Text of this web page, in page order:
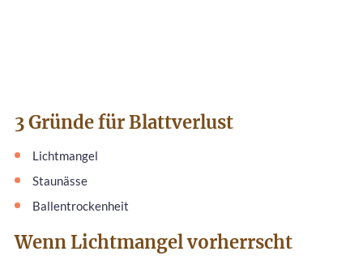
3 Gründe für Blattverlust
Lichtmangel
Staunässe
Ballentrockenheit
Wenn Lichtmangel vorherrscht